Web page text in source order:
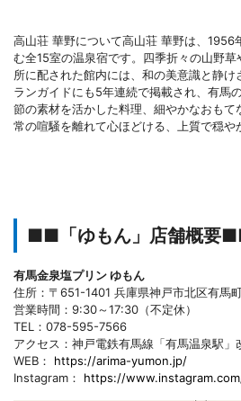
高山荘 華野について高山荘 華野は、1956
む全15室の温泉宿です。四季折々の山野
所に配された館内には、和の美意識と静け
ランガイドにも5年連続で掲載され、有馬
節の素材を活かした料理、細やかなおもて
常の喧騒を離れて心ほどける、上質で穏や
■■「ゆもん」店舗概要
有馬金泉塩プリン ゆもん
住所：〒651-1401 兵庫県神戸市北区有馬
営業時間：9:30～17:30（不定休）
TEL：078-595-7566
アクセス：神戸電鉄有馬線「有馬温泉駅」
WEB： https://arima-yumon.jp/
Instagram： https://